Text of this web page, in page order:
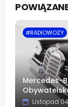
#RADIOWOZY
Mercedes-
Listopad